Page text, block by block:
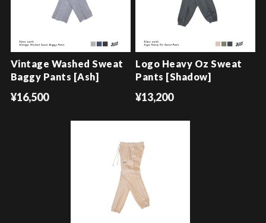
Vintage Washed Sweat
Baggy Pants [Ash]
¥16,500
Logo Heavy Oz Sweat
Pants [Shadow]
¥13,200